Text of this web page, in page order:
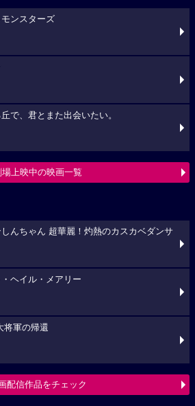
ンスターズ
で、君とまた出会いたい。
場上映中の映画一覧
んちゃん 超華麗！灼熱のカスカベダンサ
ヘイル・メアリー
将軍の帰還
配信作品をチェック